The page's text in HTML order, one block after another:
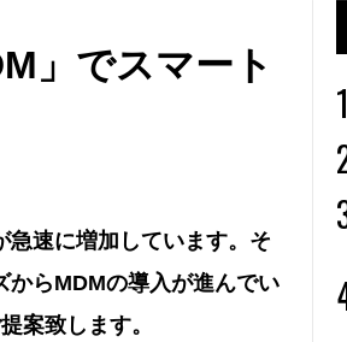
」でスマート
速に増加しています。そ
からMDMの導入が進んでい
案致します。